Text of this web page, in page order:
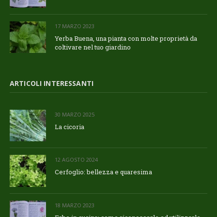
17 MARZO 2023
Yerba Buena, una pianta con molte proprietà da
coltivare nel tuo giardino
ARTICOLI INTERESSANTI
30 MARZO 2025
La cicoria
12 AGOSTO 2024
Cerfoglio: bellezza e quaresima
18 MARZO 2023